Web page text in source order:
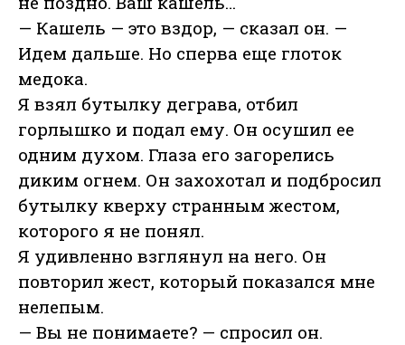
— Кашель — это вздор, — сказал он. —
Идем дальше. Но сперва еще глоток
медока.
Я взял бутылку деграва, отбил
горлышко и подал ему. Он осушил ее
одним духом. Глаза его загорелись
диким огнем. Он захохотал и подбросил
бутылку кверху странным жестом,
которого я не понял.
Я удивленно взглянул на него. Он
повторил жест, который показался мне
нелепым.
— Вы не понимаете? — спросил он.